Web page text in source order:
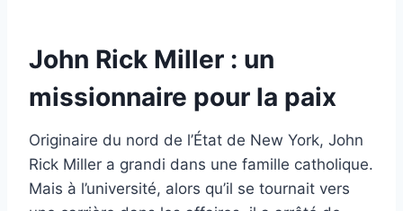
John Rick Miller : un
missionnaire pour la paix
Originaire du nord de l’État de New York, John
Rick Miller a grandi dans une famille catholique.
Mais à l’université, alors qu’il se tournait vers